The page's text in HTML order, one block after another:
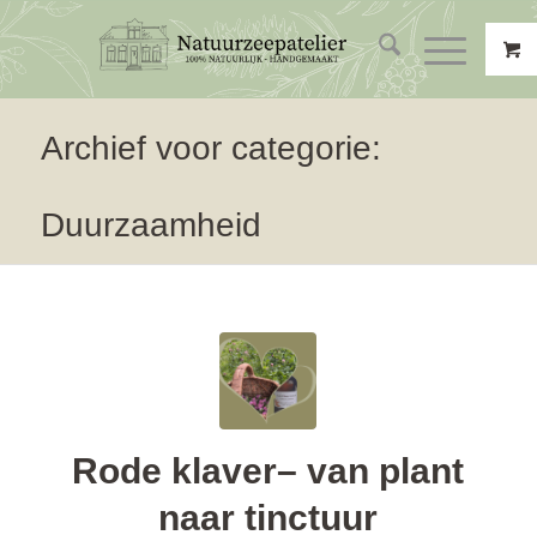
Archief voor categorie:
Duurzaamheid
Rode klaver– van plant
naar tinctuur